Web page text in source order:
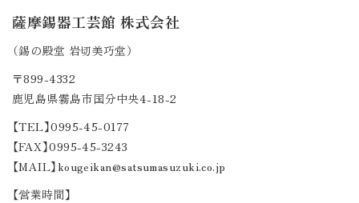
薩摩錫器工芸館 株式会社
（錫の殿堂 岩切美巧堂）
〒899-4332
鹿児島県霧島市国分中央4-18-2
【TEL】0995-45-0177
【FAX】0995-45-3243
【MAIL】kougeikan@satsumasuzuki.co.jp
【営業時間】